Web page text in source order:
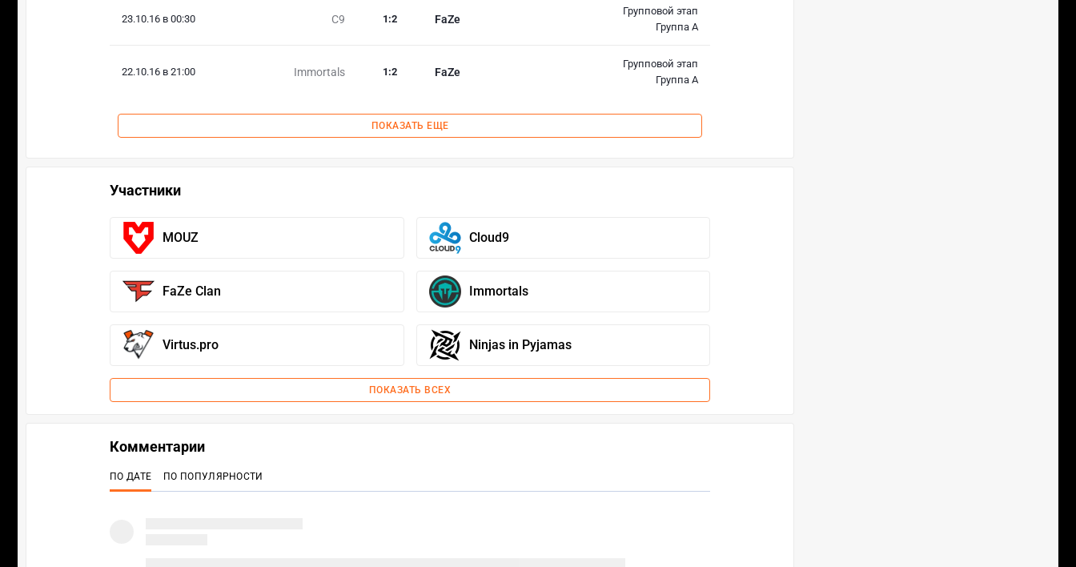
23.10.16 в 00:30 C9 FaZe
1 :2
Групповой этап
Группа А
22.10.16 в 21:00 Immortals FaZe
1 :2
Групповой этап
Группа А
ПОКАЗАТЬ ЕЩЕ
Участники
MOUZ Cloud9
FaZe Clan Immortals
Virtus.pro Ninjas in Pyjamas
ПОКАЗАТЬ ВСЕХ
Комментарии
ПО ДАТЕ ПО ПОПУЛЯРНОСТИ